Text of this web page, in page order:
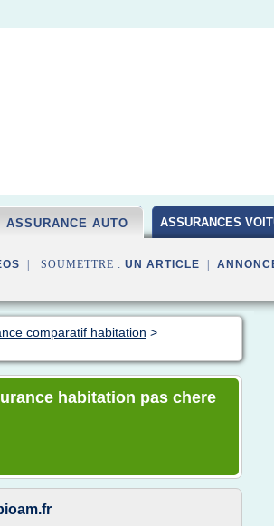
ASSURANCE AUTO ASSURANCES
| SOUMETTRE : UN ARTICLE
comparatif habitation >
habitation pas chere